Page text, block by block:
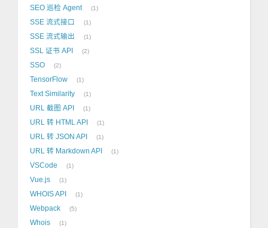
SEO 巡检 Agent 1
SSE 流式接口 1
SSE 流式输出 1
SSL 证书 API 2
SSO 2
TensorFlow 1
Text Similarity 1
URL 截图 API 1
URL 转 HTML API 1
URL 转 JSON API 1
URL 转 Markdown API 1
VSCode 1
Vue.js 1
WHOIS API 1
Webpack 5
Whois 1